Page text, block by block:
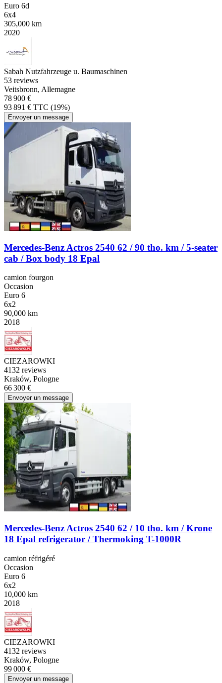
Euro 6d
6x4
305,000 km
2020
Sabah Nutzfahrzeuge u. Baumaschinen
53 reviews
Veitsbronn, Allemagne
78 900 €
93 891 € TTC (19%)
Envoyer un message
Mercedes-Benz Actros 2540 62 / 90 tho. km / 5-seater
cab / Box body 18 Epal
camion fourgon
Occasion
Euro 6
6x2
90,000 km
2018
CIEZAROWKI
4132 reviews
Kraków, Pologne
66 300 €
Envoyer un message
Mercedes-Benz Actros 2540 62 / 10 tho. km / Krone
18 Epal refrigerator / Thermoking T-1000R
camion réfrigéré
Occasion
Euro 6
6x2
10,000 km
2018
CIEZAROWKI
4132 reviews
Kraków, Pologne
99 000 €
Envoyer un message